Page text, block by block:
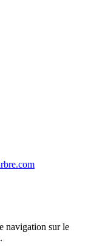
navigation sur le